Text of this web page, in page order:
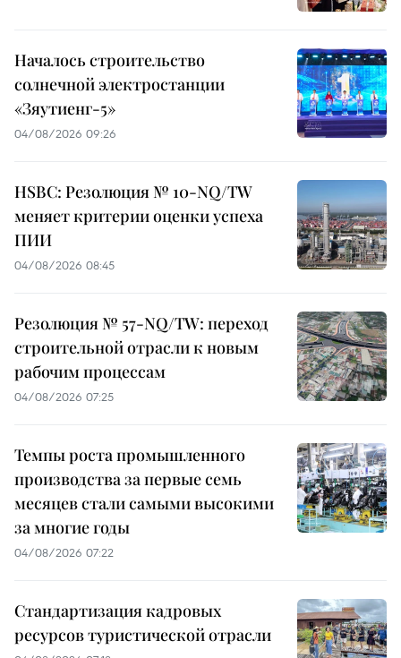
Началось строительство
солнечной электростанции
«Зяутиенг-5»
04/08/2026 09:26
HSBC: Резолюция № 10-NQ/TW
меняет критерии оценки успеха
ПИИ
04/08/2026 08:45
Резолюция № 57-NQ/TW: переход
строительной отрасли к новым
рабочим процессам
04/08/2026 07:25
Темпы роста промышленного
производства за первые семь
месяцев стали самыми высокими
за многие годы
04/08/2026 07:22
Стандартизация кадровых
ресурсов туристической отрасли